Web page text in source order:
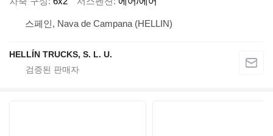
스페인, Nava de Campana (HELLIN)
HELLÍN TRUCKS, S. L. U.